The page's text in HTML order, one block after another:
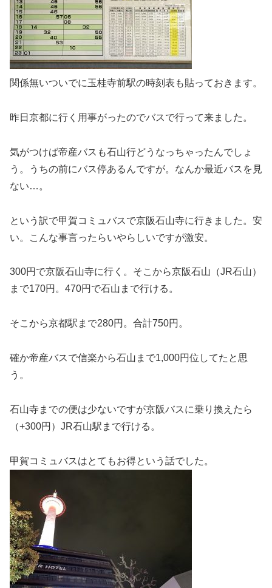
関係無いついでに玉桂寺前駅の時刻表も貼っておきます。
昨日京都に行く用事がったのでバスで行って来ました。
気がつけば帝産バスも石山行どうなっちゃったんでしょ
う。うちの前にバス停あるんですが。なんか最近バスを見
ない…。
という訳で甲賀コミュバスで京阪石山寺に行きました。安
い。こんな事言ったらいやらしいですが激安。
300円で京阪石山寺に行く。そこから京阪石山（JR石山）
まで170円。470円で石山まで行ける。
そこから京都駅まで280円。合計750円。
確か帝産バスで信楽から石山まで1,000円位してたと思
う。
石山寺までの便は少ないですが京阪バスに乗り換えたら
（+300円）JR石山駅まで行ける。
甲賀コミュバスはとてもお得という話でした。